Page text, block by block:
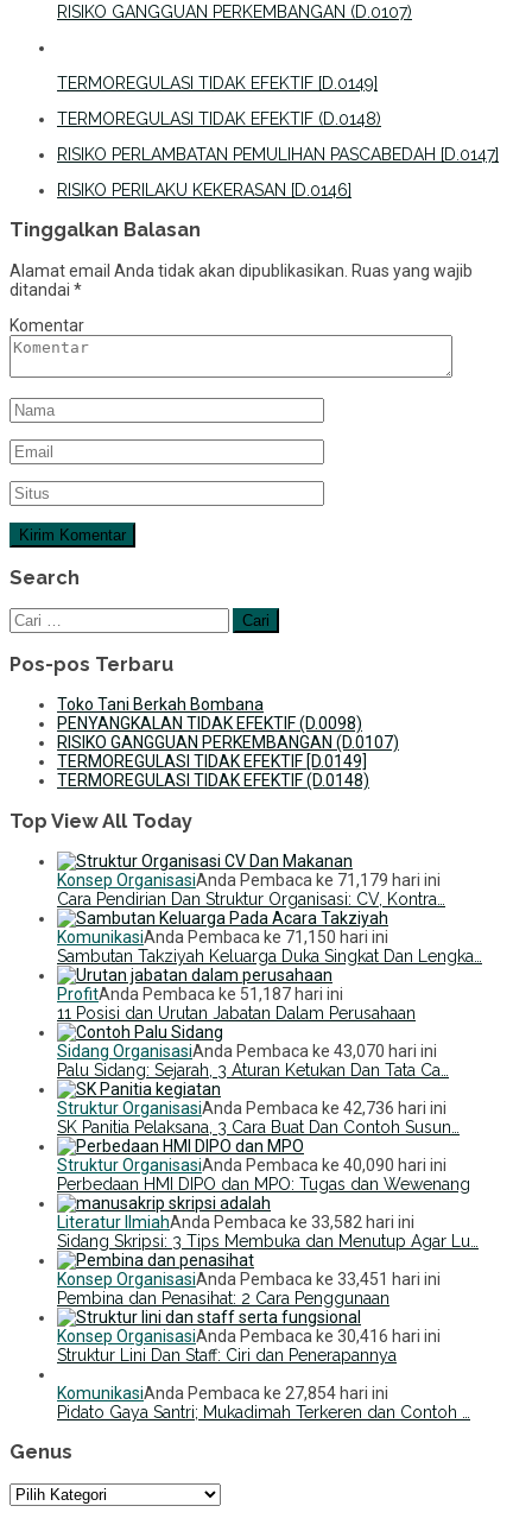
RISIKO GANGGUAN PERKEMBANGAN (D.0107)
TERMOREGULASI TIDAK EFEKTIF [D.0149]
TERMOREGULASI TIDAK EFEKTIF (D.0148)
RISIKO PERLAMBATAN PEMULIHAN PASCABEDAH [D.0147]
RISIKO PERILAKU KEKERASAN [D.0146]
Tinggalkan Balasan
Alamat email Anda tidak akan dipublikasikan. Ruas yang wajib
ditandai *
Komentar
Search
Cari
untuk:
Pos-pos Terbaru
Toko Tani Berkah Bombana
PENYANGKALAN TIDAK EFEKTIF (D.0098)
RISIKO GANGGUAN PERKEMBANGAN (D.0107)
TERMOREGULASI TIDAK EFEKTIF [D.0149]
TERMOREGULASI TIDAK EFEKTIF (D.0148)
Top View All Today
Konsep OrganisasiAnda Pembaca ke 71,179 hari ini
Cara Pendirian Dan Struktur Organisasi: CV, Kontra…
KomunikasiAnda Pembaca ke 71,150 hari ini
Sambutan Takziyah Keluarga Duka Singkat Dan Lengka…
ProfitAnda Pembaca ke 51,187 hari ini
11 Posisi dan Urutan Jabatan Dalam Perusahaan
Sidang OrganisasiAnda Pembaca ke 43,070 hari ini
Palu Sidang: Sejarah, 3 Aturan Ketukan Dan Tata Ca…
Struktur OrganisasiAnda Pembaca ke 42,736 hari ini
SK Panitia Pelaksana, 3 Cara Buat Dan Contoh Susun…
Struktur OrganisasiAnda Pembaca ke 40,090 hari ini
Perbedaan HMI DIPO dan MPO: Tugas dan Wewenang
Literatur IlmiahAnda Pembaca ke 33,582 hari ini
Sidang Skripsi: 3 Tips Membuka dan Menutup Agar Lu…
Konsep OrganisasiAnda Pembaca ke 33,451 hari ini
Pembina dan Penasihat: 2 Cara Penggunaan
Konsep OrganisasiAnda Pembaca ke 30,416 hari ini
Struktur Lini Dan Staff: Ciri dan Penerapannya
KomunikasiAnda Pembaca ke 27,854 hari ini
Pidato Gaya Santri; Mukadimah Terkeren dan Contoh …
Genus
Genus